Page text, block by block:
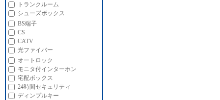
トランクルーム
シューズボックス
BS端子
CS
CATV
光ファイバー
オートロック
モニタ付インターホン
宅配ボックス
24時間セキュリティ
ディンプルキー